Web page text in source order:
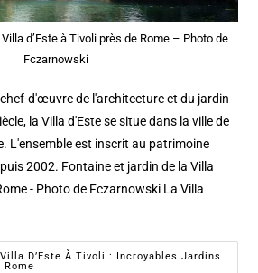
d’Este à Tivoli près de Rome – Photo de
Fczarnowski
d'œuvre de l'architecture et du jardin
la Villa d'Este se situe dans la ville de
L'ensemble est inscrit au patrimoine
2002. Fontaine et jardin de la Villa
- Photo de Fczarnowski La Villa
D’Este À Tivoli : Incroyables Jardins
Rome